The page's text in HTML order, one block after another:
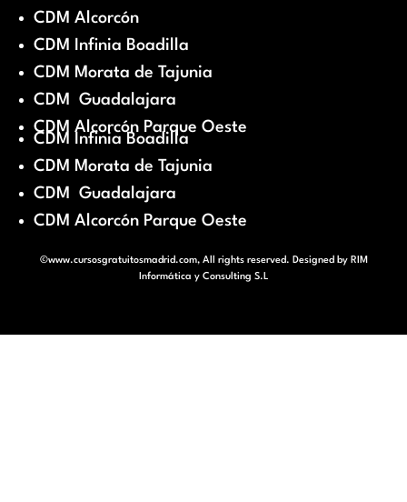
CDM Alcorcón
CDM Infinia Boadilla
CDM Morata de Tajunia
CDM Guadalajara
CDM Alcorcón Parque Oeste
CDM Infinia Boadilla
CDM Morata de Tajunia
CDM Guadalajara
CDM Alcorcón Parque Oeste
©www.cursosgratuitosmadrid.com, All rights reserved. Designed by RIM
Informática y Consulting S.L